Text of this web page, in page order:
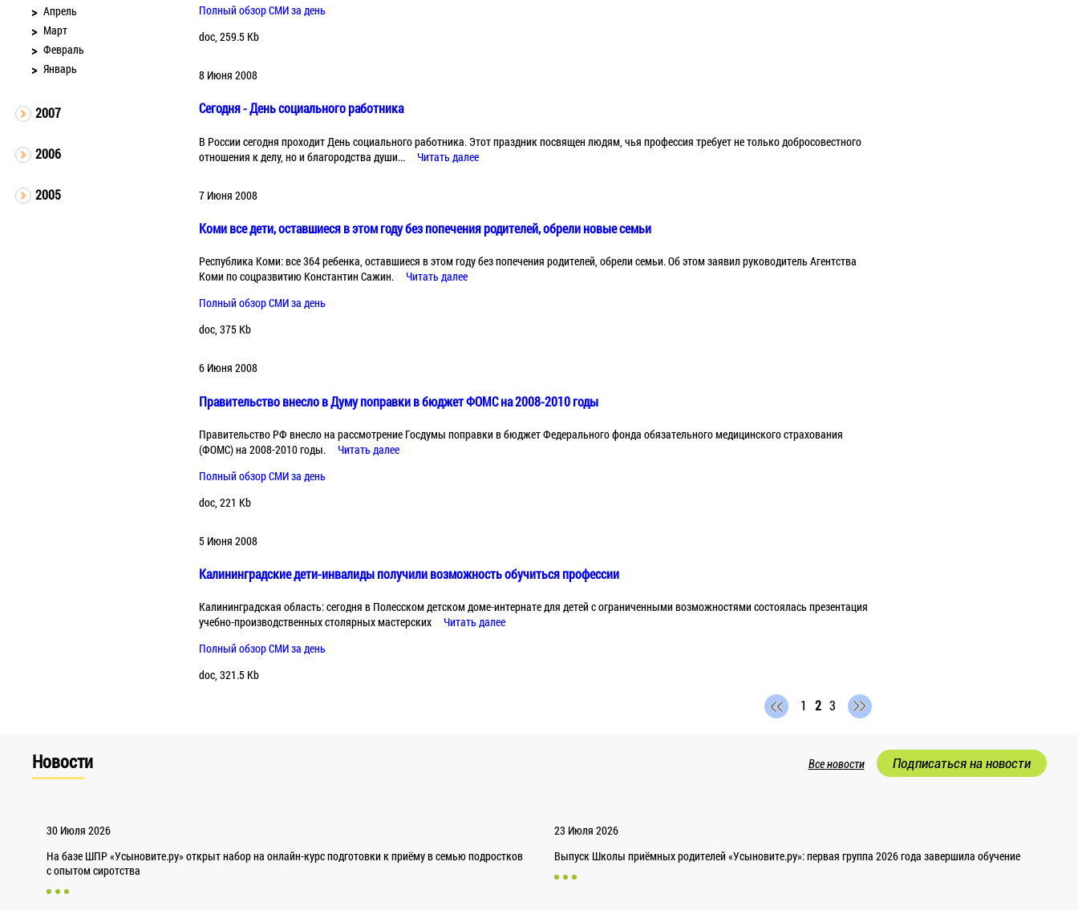
Апрель
Март
Февраль
Январь
2007
2006
2005
Полный обзор СМИ за день
doc, 259.5 Kb
8 Июня 2008
Сегодня - День социального работника
В России сегодня проходит День социального работника. Этот праздник посвящен людям, чья профессия требует не только добросовестного
отношения к делу, но и благородства души...
Читать далее
7 Июня 2008
Коми все дети, оставшиеся в этом году без попечения родителей, обрели новые семьи
Республика Коми: все 364 ребенка, оставшиеся в этом году без попечения родителей, обрели семьи. Об этом заявил руководитель Агентства
Коми по соцразвитию Константин Сажин.
Читать далее
Полный обзор СМИ за день
doc, 375 Kb
6 Июня 2008
Правительство внесло в Думу поправки в бюджет ФОМС на 2008-2010 годы
Правительство РФ внесло на рассмотрение Госдумы поправки в бюджет Федерального фонда обязательного медицинского страхования
(ФОМС) на 2008-2010 годы.
Читать далее
Полный обзор СМИ за день
doc, 221 Kb
5 Июня 2008
Калининградские дети-инвалиды получили возможность обучиться профессии
Калининградская область: сегодня в Полесском детском доме-интернате для детей с ограниченными возможностями состоялась презентация
учебно-производственных столярных мастерских
Читать далее
Полный обзор СМИ за день
doc, 321.5 Kb
1 2 3
Новости Все новости Подписаться на новости
30 Июля 2026
На базе ШПР «Усыновите.ру» открыт набор на онлайн-курс подготовки к приёму в семью подростков
с опытом сиротства
23 Июля 2026
Выпуск Школы приёмных родителей «Усыновите.ру»: первая группа 2026 года завершила обучение